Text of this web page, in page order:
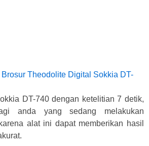
Brosur Theodolite Digital Sokkia DT-
DT-740 dengan ketelitian 7 detik,
anda yang sedang melakukan
alat ini dapat memberikan hasil